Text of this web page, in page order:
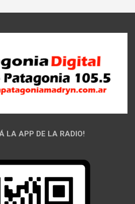
LA APP DE LA RADIO!